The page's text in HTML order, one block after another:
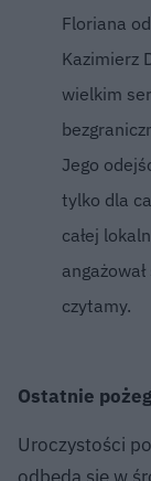
Floriana
Kazimierz
wielkim
Jego
tylko dla
całej
czytamy.
Ostatnie
Uroczystości
odbędą się w